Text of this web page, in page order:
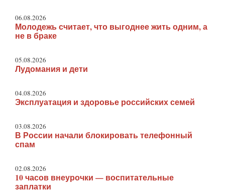
06.08.2026
Молодежь считает, что выгоднее жить одним, а
не в браке
05.08.2026
Лудомания и дети
04.08.2026
Эксплуатация и здоровье российских семей
03.08.2026
В России начали блокировать телефонный
спам
02.08.2026
10 часов внеурочки — воспитательные
заплатки